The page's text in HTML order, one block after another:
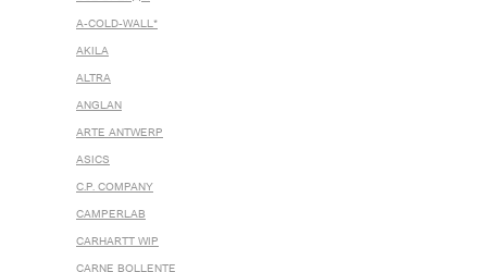
A-COLD-WALL*
AKILA
ALTRA
ANGLAN
ARTE ANTWERP
ASICS
C.P. COMPANY
CAMPERLAB
CARHARTT WIP
CARNE BOLLENTE